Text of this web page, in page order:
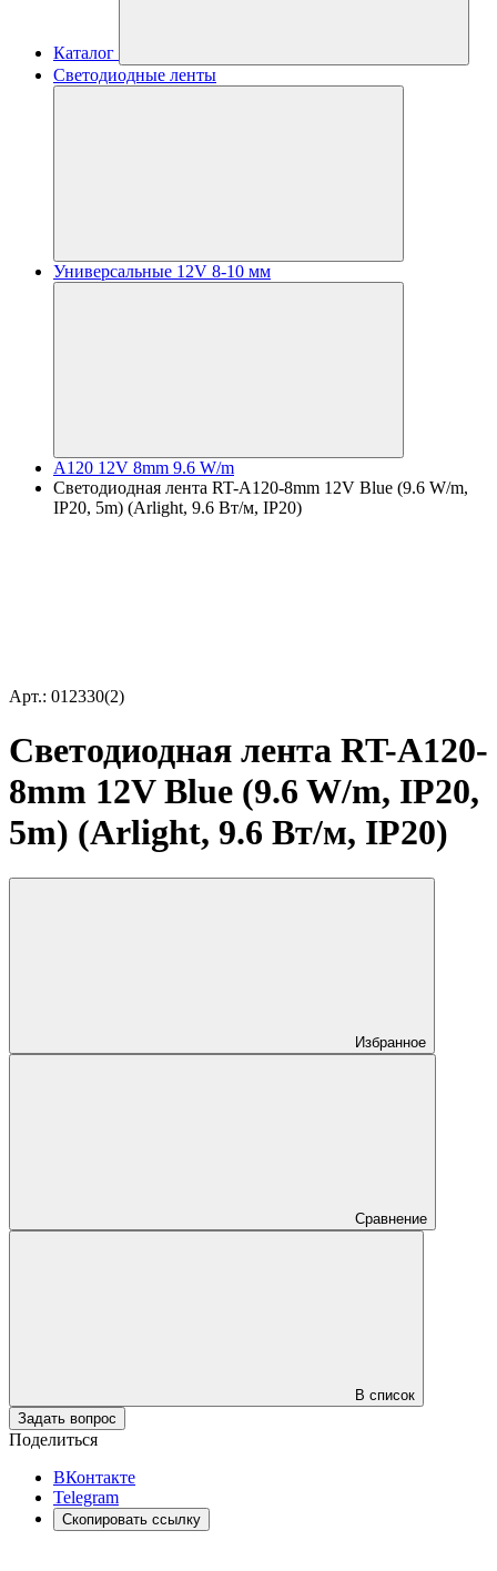
Каталог
Светодиодные ленты
Универсальные 12V 8-10 мм
A120 12V 8mm 9.6 W/m
Светодиодная лента RT-A120-8mm 12V Blue (9.6 W/m,
IP20, 5m) (Arlight, 9.6 Вт/м, IP20)
Арт.: 012330(2)
Светодиодная лента RT-A120-
8mm 12V Blue (9.6 W/m, IP20,
5m) (Arlight, 9.6 Вт/м, IP20)
Избранное
Сравнение
В список
Задать вопрос
Поделиться
ВКонтакте
Telegram
Скопировать ссылку